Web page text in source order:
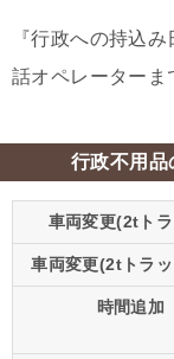
『行政への持込
話オペレーターま
行政不用品
車両変更(2tト
車両変更(2tトラ
時間追加